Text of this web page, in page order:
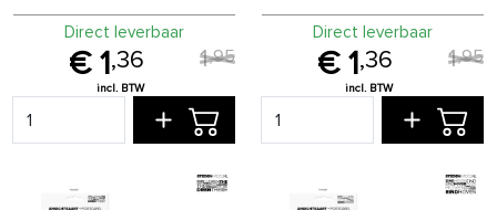
1 ,36 1,95
Direct leverbaar
1 ,36 1,95
Direct leverbaar